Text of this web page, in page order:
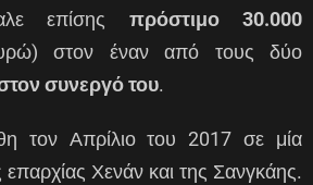
επίσης πρόστιμο 30.000
στον έναν από τους δύο
συνεργό του.
τον Απρίλιο του 2017 σε μία
επαρχίας Χενάν και της Σανγκάης.